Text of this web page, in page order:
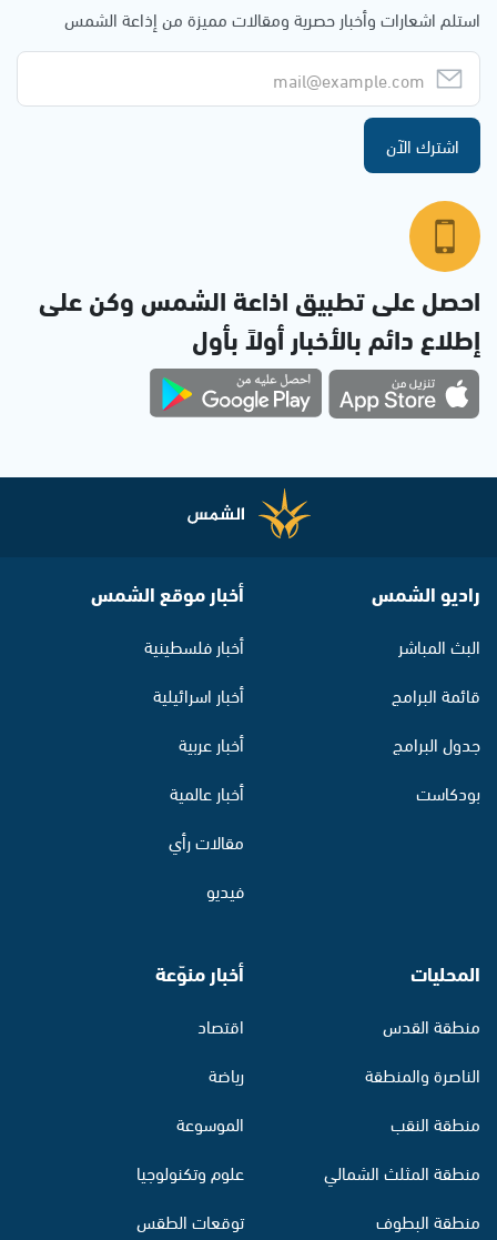
استلم اشعارات وأخبار حصرية ومقالات مميزة من إذاعة الشمس
اشترك الآن
احصل على تطبيق اذاعة الشمس وكن على
إطلاع دائم بالأخبار أولاً بأول
راديو الشمس
البث المباشر
قائمة البرامج
جدول البرامج
بودكاست
أخبار موقع الشمس
أخبار فلسطينية
أخبار اسرائيلية
أخبار عربية
أخبار عالمية
مقالات رأي
فيديو
المحليات
منطقة القدس
الناصرة والمنطقة
منطقة النقب
منطقة المثلث الشمالي
منطقة البطوف
أخبار منوّعة
اقتصاد
رياضة
الموسوعة
علوم وتكنولوجيا
توقعات الطقس